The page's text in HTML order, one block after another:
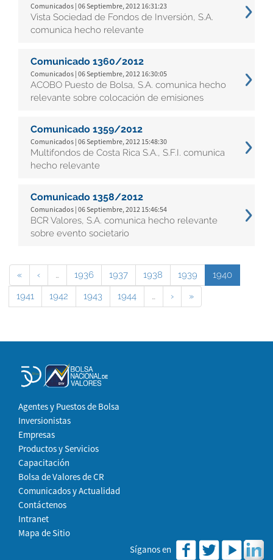
Comunicados | 06 Septiembre, 2012 16:31:23
Vista Sociedad de Fondos de Inversión, S.A.
comunica hecho relevante
Comunicado 1360/2012
Comunicados | 06 Septiembre, 2012 16:30:05
ACOBO Puesto de Bolsa, S.A. comunica hecho
relevante sobre colocación de emisiones
Comunicado 1359/2012
Comunicados | 06 Septiembre, 2012 15:48:30
Multifondos de Costa Rica S.A., S.F.I. comunica
hecho relevante
Comunicado 1358/2012
Comunicados | 06 Septiembre, 2012 15:46:54
BCR Valores, S.A. comunica hecho relevante
sobre evento societario
« ‹ … 1936 1937 1938 1939
1940
1941
1942 1943 1944 … › »
Agentes y Puestos de Bolsa
Inversionistas
Empresas
Productos y Servicios
Capacitación
Bolsa de Valores de CR
Comunicados y Actualidad
Contáctenos
Intranet
Mapa de Sitio
Síganos en